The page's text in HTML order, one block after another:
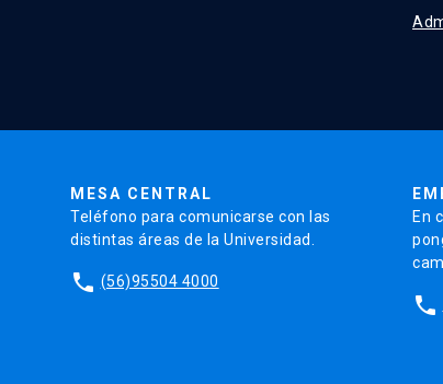
MESA CENTRAL
Teléfono para comunicarse con las
distintas áreas de la Universidad.
phone (56)95504 4000
En
phone